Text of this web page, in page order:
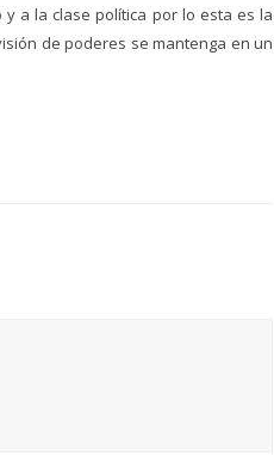
a la clase política por lo esta es la
de poderes se mantenga en un